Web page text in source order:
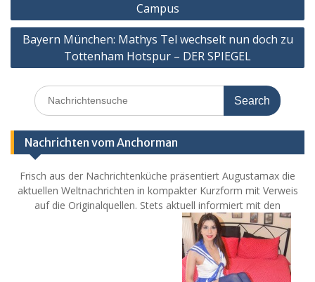
Campus
Bayern München: Mathys Tel wechselt nun doch zu
Tottenham Hotspur – DER SPIEGEL
Search
for:
Nachrichten vom Anchorman
Frisch aus der Nachrichtenküche präsentiert Augustamax die
aktuellen Weltnachrichten in kompakter Kurzform mit Verweis
auf die Originalquellen. Stets aktuell informiert mit den